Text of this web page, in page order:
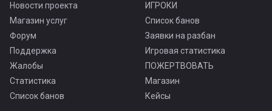
Новости проекта
Магазин услуг
Форум
Поддержка
Жалобы
Статистика
Список банов
ИГРОКИ
Список банов
Заявки на разбан
Игровая статистика
ПОЖЕРТВОВАТЬ
Магазин
Кейсы